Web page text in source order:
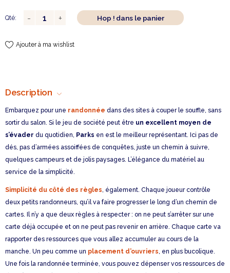
Qté: Hop ! dans le panier
Ajouter à ma wishlist
Description
Embarquez pour une randonnée dans des sites à couper le souffle, sans
sortir du salon. Si le jeu de société peut être un excellent moyen de
s’évader du quotidien, Parks en est le meilleur représentant. Ici pas de
dés, pas d’armées assoiffées de conquêtes, juste un chemin à suivre,
quelques campeurs et de jolis paysages. L’élégance du matériel au
service de la simplicité.
Simplicité du côté des règles, également. Chaque joueur contrôle
deux petits randonneurs, qu’il va faire progresser le long d’un chemin de
cartes. Il n’y a que deux règles à respecter : on ne peut s’arrêter sur une
carte déjà occupée et on ne peut pas revenir en arrière. Chaque carte va
rapporter des ressources que vous allez accumuler au cours de la
manche. Un peu comme un placement d’ouvriers, en plus bucolique.
Une fois la randonnée terminée, vous pouvez dépenser vos ressources de